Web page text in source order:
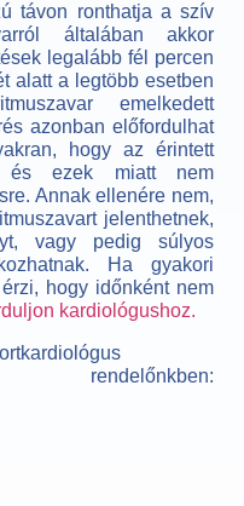
távon ronthatja a szív
általában akkor
legalább fél percen
alatt a legtöbb esetben
emelkedett
azonban előfordulhat
hogy az érintett
és ezek miatt nem
Annak ellenére nem,
jelenthetnek,
vagy pedig súlyos
Ha gyakori
hogy időnként nem
kardiológushoz.